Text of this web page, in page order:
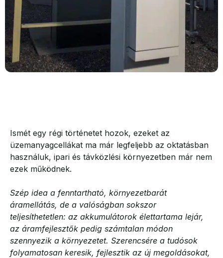
Ismét egy régi történetet hozok, ezeket az
üzemanyagcellákat ma már legfeljebb az oktatásban
használuk, ipari és távközlési környezetben már nem
ezek működnek.
Szép idea a fenntartható, környezetbarát
áramellátás, de a valóságban sokszor
teljesíthetetlen: az akkumulátorok élettartama lejár,
az áramfejlesztők pedig számtalan módon
szennyezik a környezetet. Szerencsére a tudósok
folyamatosan keresik, fejlesztik az új megoldásokat,